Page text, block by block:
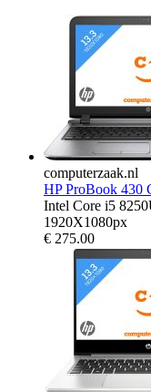
computerzaak.nl
HP ProBook 430
Intel Core i5
1920X1080px
€ 275.00